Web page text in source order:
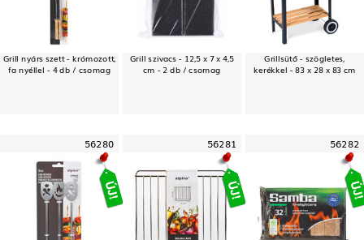
Grill nyárs szett - krómozott,
fa nyéllel - 4 db / csomag
Grill szivacs - 12,5 x 7 x 4,5
cm - 2 db / csomag
Grillsütő - szögletes,
kerékkel - 83 x 28 x 83 cm
56280 56281 56282